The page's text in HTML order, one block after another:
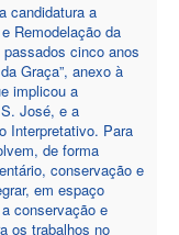
candidatura a
Remodelação da
cinco anos
Graça”, anexo à
implicou a
José, e a
Interpretativo. Para
de forma
conservação e
em espaço
conservação e
os trabalhos no